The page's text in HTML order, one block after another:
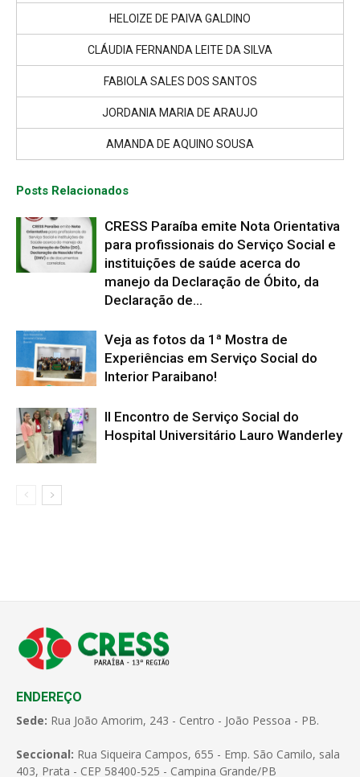
HELOIZE DE PAIVA GALDINO
CLÁUDIA FERNANDA LEITE DA SILVA
FABIOLA SALES DOS SANTOS
JORDANIA MARIA DE ARAUJO
AMANDA DE AQUINO SOUSA
Posts Relacionados
CRESS Paraíba emite Nota Orientativa
para profissionais do Serviço Social e
instituições de saúde acerca do
manejo da Declaração de Óbito, da
Declaração de...
Veja as fotos da 1ª Mostra de
Experiências em Serviço Social do
Interior Paraibano!
II Encontro de Serviço Social do
Hospital Universitário Lauro Wanderley
ENDEREÇO
Sede: Rua João Amorim, 243 - Centro - João Pessoa - PB.
Seccional: Rua Siqueira Campos, 655 - Emp. São Camilo, sala
403, Prata - CEP 58400-525 - Campina Grande/PB